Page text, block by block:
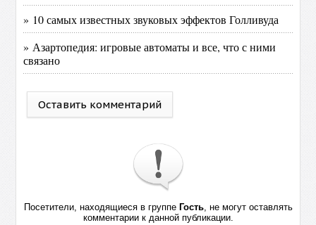
» 10 самых известных звуковых эффектов Голливуда
» Азартопедия: игровые автоматы и все, что с ними
связано
Оставить комментарий
Посетители, находящиеся в группе Гость, не могут оставлять
комментарии к данной публикации.